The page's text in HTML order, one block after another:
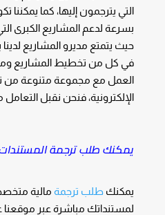
التي يترجمون إليها، كما يمكننا
بسرعة لدعم المشاريع الكبرى
حيث يتمتع مديرو المشاريع
في كل من تخطيط المشاريع
العمل مع مجموعة متنوعة من
الإلكترونية، فنحن نقبل التعامل
يمكنك طلب ترجمة المستندات
يمكنك طلب ترجمةمالية
لمستنداتك مباشرة عبر موقعنا